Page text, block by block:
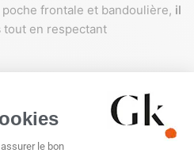
frontale et bandoulière, il
tout en respectant